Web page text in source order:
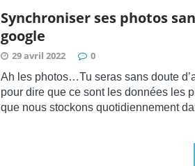
Synchroniser ses photos
google
29 avril 2022 0
Ah les photos…Tu seras sans doute
pour dire que ce sont les données les
que nous stockons quotidiennement